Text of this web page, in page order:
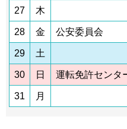
27 木
28 金 公安委員会
29 土
30 日 運転免許センタ
31 月